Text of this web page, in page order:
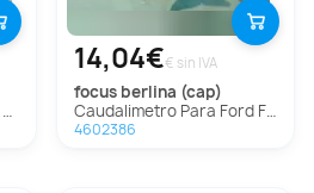
14,04€€ sin IVA
focus berlina (cap)
Caudalimetro Para Ford Focus Berlina
4602386